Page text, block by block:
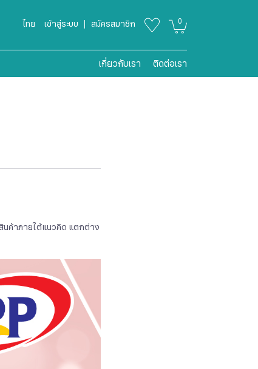
ไทย เข้าสู่ระบบ สมัครสมาชิก 0
เกี่ยวกับเรา ติดต่อเรา
นค้าภายใต้แนวคิด แตกต่าง